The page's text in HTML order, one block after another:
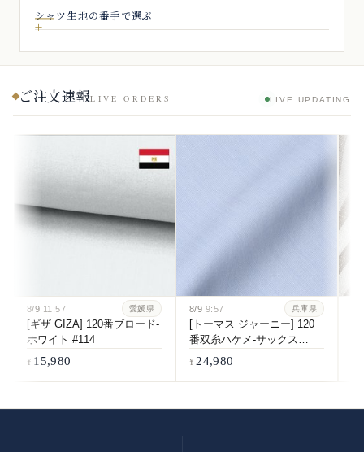
シャツ生地の番手で選ぶ
ご注文速報LIVE ORDERS LIVE UPDATING
8/9 11:57 愛媛県
[ギザ GIZA] 120番ブロード-
ホワイト #114
15,980
8/9 9:57 兵庫県
[トーマス ジャーニー] 120
番双糸ハケメ-サックス
#5541
24,980